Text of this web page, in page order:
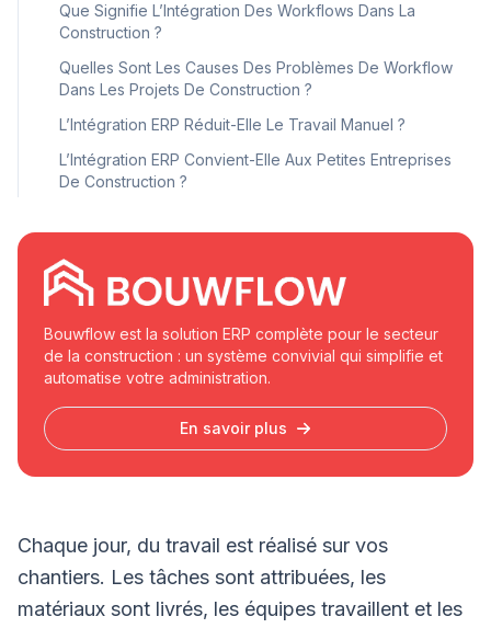
Chaque jour, du travail est réalisé sur vos
chantiers. Les tâches sont attribuées, les
matériaux sont livrés, les équipes travaillent et les
Que Signifie L’Intégration Des Workflows Dans La
Construction ?
Quelles Sont Les Causes Des Problèmes De Workflow
Dans Les Projets De Construction ?
L’Intégration ERP Réduit-Elle Le Travail Manuel ?
L’Intégration ERP Convient-Elle Aux Petites Entreprises
De Construction ?
Bouwflow est la solution ERP complète pour le secteur
de la construction : un système convivial qui simplifie et
automatise votre administration.
En savoir plus